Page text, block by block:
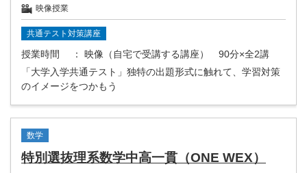
映像授業
共通テスト対策講座
授業時間
： 映像（自宅で受講する講座） 90分×全2講
「大学入学共通テスト」独特の出題形式に触れて、学習対策
のイメージをつかもう
数学
特別選抜理系数学中高一貫（ONE WEX）